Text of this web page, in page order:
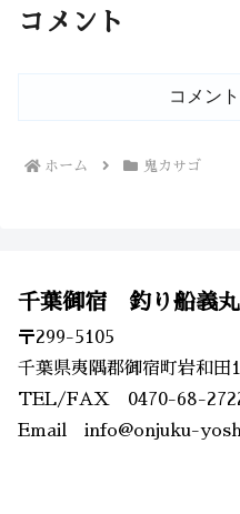
コメント
コメン
ホーム 鬼カサゴ
千葉御宿 釣り船義丸
〒299-5105
千葉県夷隅郡御宿町岩和田
TEL/FAX 0470-68-
Email info@onjuku-